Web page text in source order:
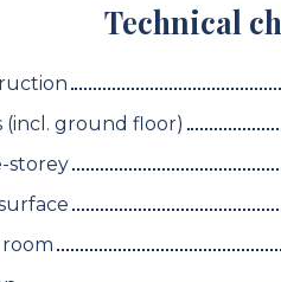
Technical
(incl. ground floor)
storey
room